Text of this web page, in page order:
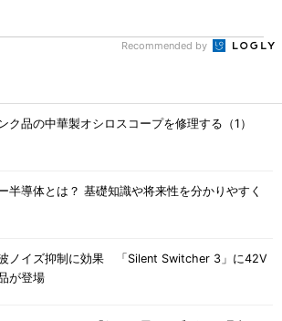
Recommended by
ク品の中華製オシロスコープを修理する（1）
半導体とは？ 基礎知識や将来性を分かりやすく
ノイズ抑制に効果 「Silent Switcher 3」に42V
が登場